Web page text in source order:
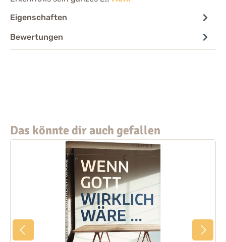
Eigenschaften
Bewertungen
Das könnte dir auch gefallen